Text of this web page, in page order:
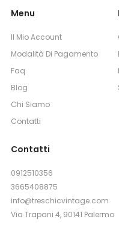
Menu
Il Mio Account
Modalità Di Pagamento
Faq
Blog
Chi Siamo
Contatti
Contatti
0912510356
3665408875
info@treschicvintage.com
Via Trapani 4, 90141 Palermo